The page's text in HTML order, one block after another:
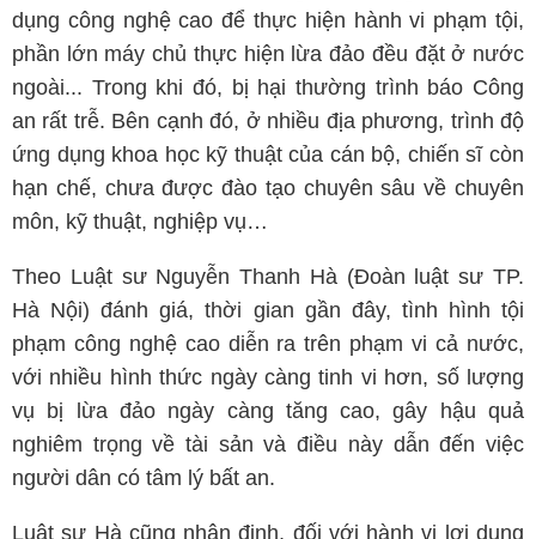
dụng công nghệ cao để thực hiện hành vi phạm tội,
phần lớn máy chủ thực hiện lừa đảo đều đặt ở nước
ngoài... Trong khi đó, bị hại thường trình báo Công
an rất trễ. Bên cạnh đó, ở nhiều địa phương, trình độ
ứng dụng khoa học kỹ thuật của cán bộ, chiến sĩ còn
hạn chế, chưa được đào tạo chuyên sâu về chuyên
môn, kỹ thuật, nghiệp vụ…
Theo Luật sư Nguyễn Thanh Hà (Đoàn luật sư TP.
Hà Nội) đánh giá, thời gian gần đây, tình hình tội
phạm công nghệ cao diễn ra trên phạm vi cả nước,
với nhiều hình thức ngày càng tinh vi hơn, số lượng
vụ bị lừa đảo ngày càng tăng cao, gây hậu quả
nghiêm trọng về tài sản và điều này dẫn đến việc
người dân có tâm lý bất an.
Luật sư Hà cũng nhận định, đối với hành vi lợi dụng